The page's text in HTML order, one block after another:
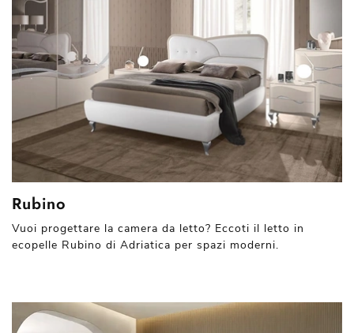
Rubino
Vuoi progettare la camera da letto? Eccoti il letto in
ecopelle Rubino di Adriatica per spazi moderni.